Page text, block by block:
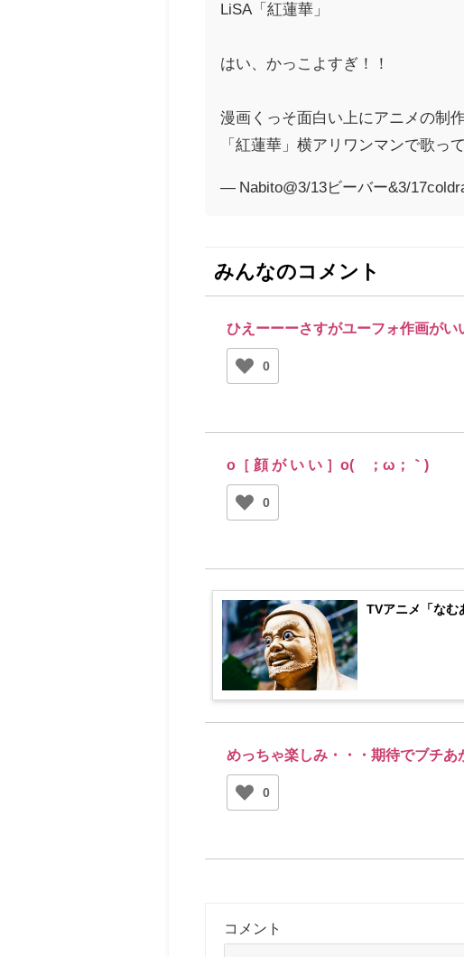
LiSA「紅蓮華」
はい、かっこよすぎ！！
漫画くっそ面白い上にアニメの制
「紅蓮華」横アリワンマンで歌っ
— Nabito@3/13ビーバー&3/
みんなのコメント
ひえーーーさすがユーフォ作画がい
0
o［ 顔 が い い ］o(´；ω；｀)
0
TVアニメ「なむ
めっちゃ楽しみ・・・期待でブチあ
0
コメント